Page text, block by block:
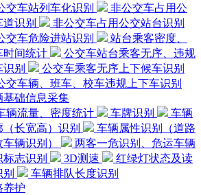
交车站列车化识别
非公交车占用公
道识别
非公交车占用公交站台识别
交车危险进站识别
站台乘客密度、
时间统计
公交车站台乘客无序、违规
别
公交车乘客无序上下候车识别
交车辆、班车、校车违规上下车识别
基础信息采集
辆流量、密度统计
车牌识别
车辆
（长宽高）识别
车辆属性识别（道路
辆识别）
两客一危识别、危运车辆
标志识别
3D测速
红绿灯状态及读
车辆排队长度识别
养护